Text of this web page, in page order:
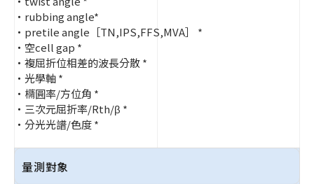
・rubbing angle*
・pretile angle［TN,IPS,FFS,MVA］ *
・空cell gap *
・複屈折位相差的波長分散 *
・光學軸 *
・橢圓率/方位角 *
・三次元屈折率/Rth/β *
・分光光譜/色度 *
量測對象